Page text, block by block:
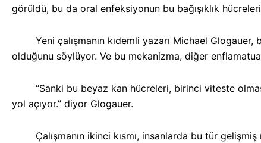
görüldü, bu da oral enfeksiyonun bu bağışıklık
Yeni çalışmanın kıdemli yazarı Michael Glogauer,
olduğunu söylüyor. Ve bu mekanizma, diğer
“Sanki bu beyaz kan hücreleri, birinci viteste
yol açıyor.” diyor Glogauer.
Çalışmanın ikinci kısmı, insanlarda bu tür gelişmiş